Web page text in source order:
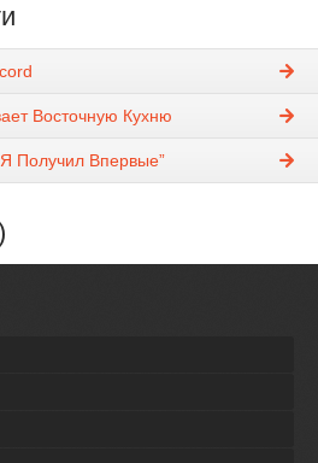
Восточную Кухню
Получил Впервые”